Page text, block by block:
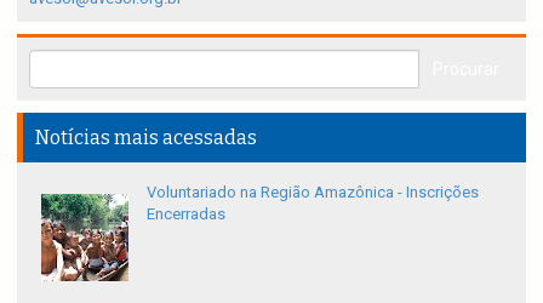
Notícias mais acessadas
Voluntariado na Região Amazônica - Inscrições
Encerradas